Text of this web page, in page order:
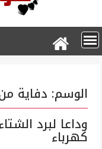
الوسم: دفاية
وداعا لبرد
كهرباء